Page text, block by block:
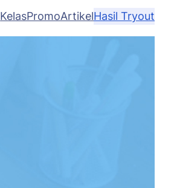
KelasPromoArtikelHasil Tryout